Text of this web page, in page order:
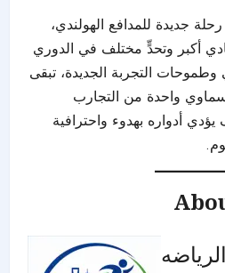
جديدة للمدافع الهولندي،
أكبر وتحدٍّ مختلف في الدوري
وطموحات التجربة الجديدة، تبقى
واحدة من التجارب
أدواره بهدوء واحترافية